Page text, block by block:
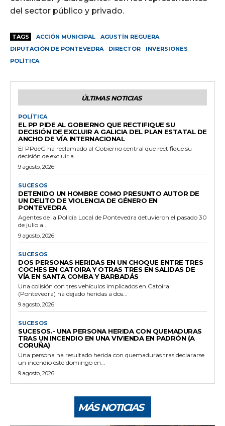
del sector público y privado.
TAGS ACCIÓN MUNICIPAL
AGUSTÍN REGUERA
DIPUTACIÓN DE PONTEVEDRA
DIRECTOR
INVERSIONES
POLÍTICA
ÚLTIMAS NOTICIAS
POLÍTICA
EL PP PIDE AL GOBIERNO QUE RECTIFIQUE SU
DECISIÓN DE EXCLUIR A GALICIA DEL PLAN ESTATAL DE
ANCHO DE VÍA INTERNACIONAL
El PPdeG ha reclamado al Gobierno central que rectifique su
decisión de excluir a...
9 agosto, 2026
SUCESOS
DETENIDO UN HOMBRE COMO PRESUNTO AUTOR DE
UN DELITO DE VIOLENCIA DE GÉNERO EN
PONTEVEDRA
Agentes de la Policía Local de Pontevedra detuvieron el pasado 30
de julio a...
9 agosto, 2026
SUCESOS
DOS PERSONAS HERIDAS EN UN CHOQUE ENTRE TRES
COCHES EN CATOIRA Y OTRAS TRES EN SALIDAS DE
VÍA EN SANTA COMBA Y BARBADÁS
Una colisión con tres vehículos implicados en Catoira
(Pontevedra) ha dejado heridas a dos...
9 agosto, 2026
SUCESOS
SUCESOS.- UNA PERSONA HERIDA CON QUEMADURAS
TRAS UN INCENDIO EN UNA VIVIENDA EN PADRÓN (A
CORUÑA)
Una persona ha resultado herida con quemaduras tras declararse
un incendio este domingo en...
9 agosto, 2026
MÁS NOTICIAS